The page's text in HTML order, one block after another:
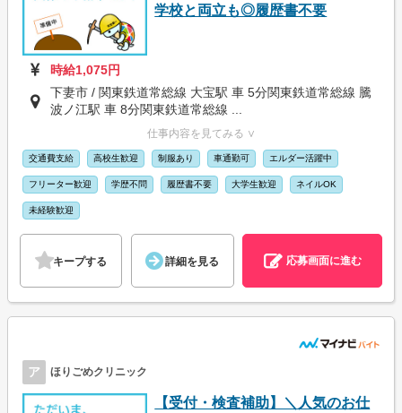
学校と両立も◎履歴書不要
時給1,075円
下妻市 / 関東鉄道常総線 大宝駅 車 5分関東鉄道常総線 騰
波ノ江駅 車 8分関東鉄道常総線 ...
仕事内容を見てみる ∨
交通費支給 高校生歓迎 制服あり 車通勤可 エルダー活躍中
フリーター歓迎 学歴不問 履歴書不要 大学生歓迎 ネイルOK
未経験歓迎
キープする 詳細を見る 応募画面に進む
ア ほりごめクリニック
【受付・検査補助】＼人気のお仕